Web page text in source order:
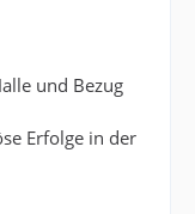
und Bezug
Erfolge in der